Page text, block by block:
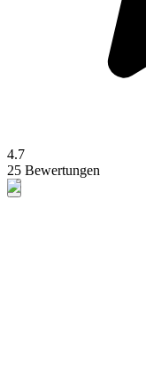
4.7
25 Bewertungen